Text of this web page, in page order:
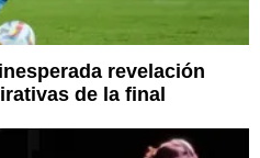
revelación
de la final